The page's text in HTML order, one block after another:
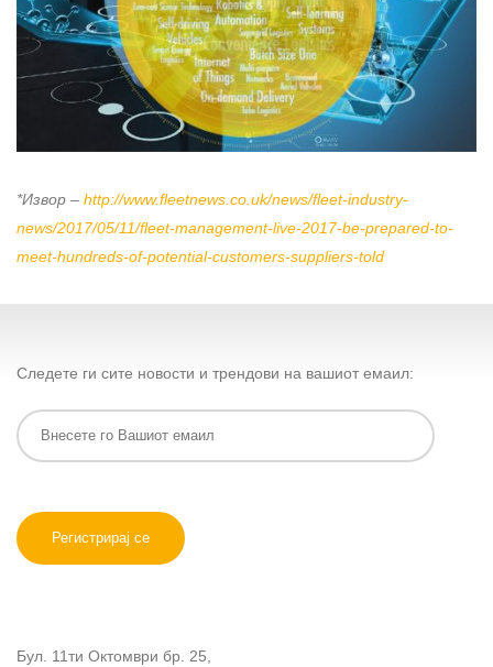
*Извор – http://www.fleetnews.co.uk/news/fleet-industry-
news/2017/05/11/fleet-management-live-2017-be-prepared-to-
meet-hundreds-of-potential-customers-suppliers-told
Следете ги сите новости и трендови на вашиот емаил:
Бул. 11ти Октомври бр. 25,